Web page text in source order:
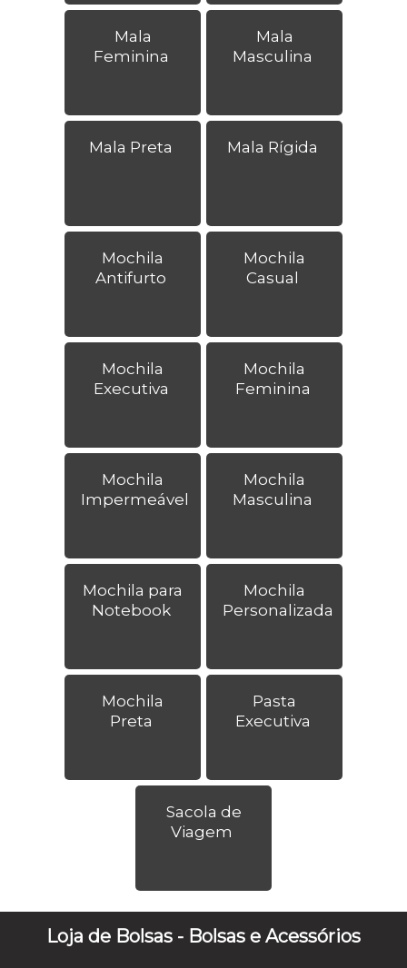
Mala
Feminina
Mala
Masculina
Mala Preta Mala Rígida
Mochila
Antifurto
Mochila
Casual
Mochila
Executiva
Mochila
Feminina
Mochila
Impermeável
Mochila
Masculina
Mochila para
Notebook
Mochila
Personalizada
Mochila
Preta
Pasta
Executiva
Sacola de
Viagem
Loja de Bolsas - Bolsas e Acessórios